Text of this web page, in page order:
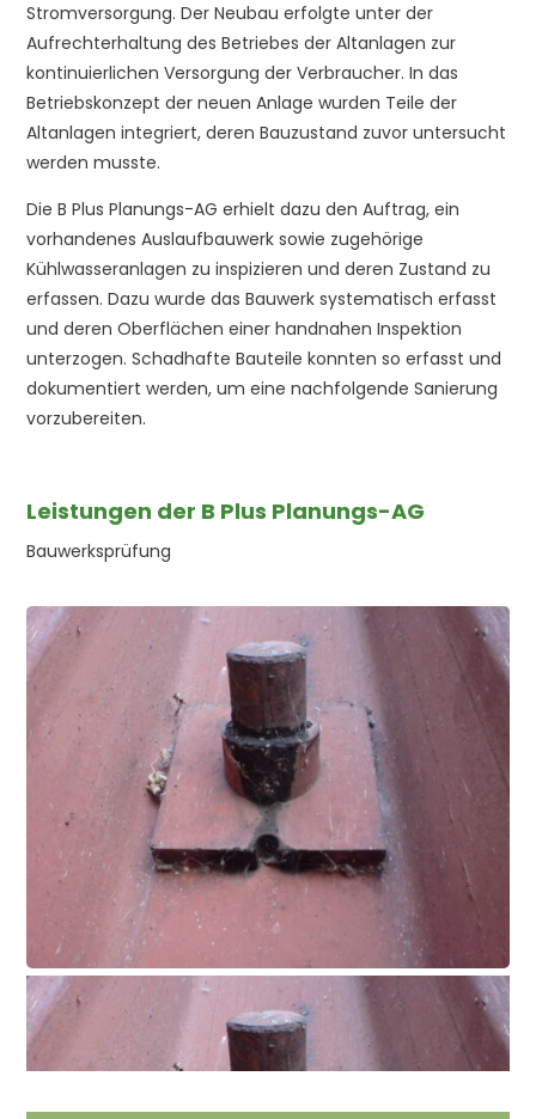
Stromversorgung. Der Neubau erfolgte unter der
Aufrechterhaltung des Betriebes der Altanlagen zur
kontinuierlichen Versorgung der Verbraucher. In das
Betriebskonzept der neuen Anlage wurden Teile der
Altanlagen integriert, deren Bauzustand zuvor untersucht
werden musste.
Die B Plus Planungs-AG erhielt dazu den Auftrag, ein
vorhandenes Auslaufbauwerk sowie zugehörige
Kühlwasseranlagen zu inspizieren und deren Zustand zu
erfassen. Dazu wurde das Bauwerk systematisch erfasst
und deren Oberflächen einer handnahen Inspektion
unterzogen. Schadhafte Bauteile konnten so erfasst und
dokumentiert werden, um eine nachfolgende Sanierung
vorzubereiten.
Leistungen der B Plus Planungs-AG
Bauwerksprüfung